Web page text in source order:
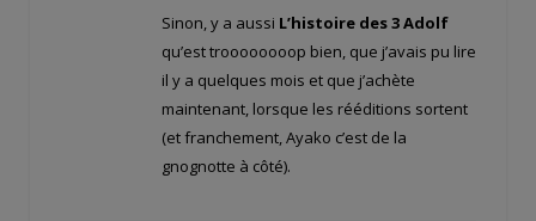
Sinon, y a aussi L’histoire des 3 Adolf
qu’est troooooooop bien, que j’avais pu lire
il y a quelques mois et que j’achète
maintenant, lorsque les rééditions sortent
(et franchement, Ayako c’est de la
gnognotte à côté).